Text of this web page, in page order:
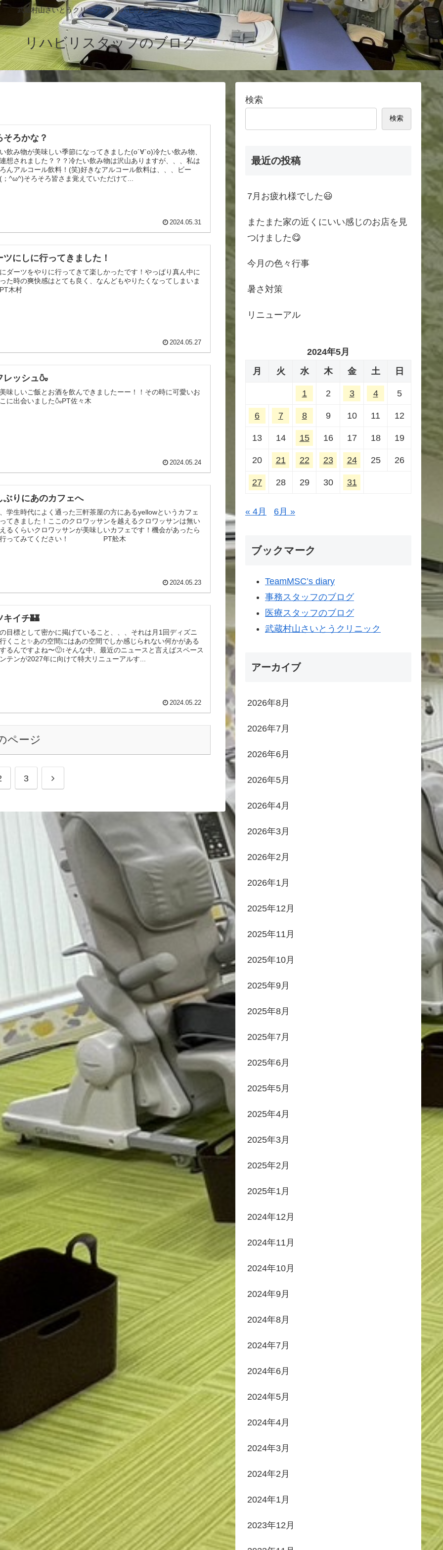
武蔵村山さいとうクリニックのリハビリセンターへようこそ
リハビリスタッフのブログ
そろかな？
飲み物が美味しい季節になってきました(о´∀`о)冷たい飲み物、
想されました？？？冷たい飲み物は沢山ありますが、、、私は
んアルコール飲料！(笑)好きなアルコール飲料は、、、ビー
；^ω^)そろそろ皆さま覚えていただけて...
2024.05.31
ツにしに行ってきました！
ダーツをやりに行ってきて楽しかったです！やっぱり真ん中に
た時の爽快感はとても良く、なんどもやりたくなってしまいま
木村
2024.05.27
レッシュ🍶
味しいご飯とお酒を飲んできましたーー！！その時に可愛いお
に出会いました🍶PT佐々木
2024.05.24
ぶりにあのカフェへ
学生時代によく通った三軒茶屋の方にあるyellowというカフェ
てきました！ここのクロワッサンを越えるクロワッサンは無い
るくらいクロワッサンが美味しいカフェです！機会があったら
行ってみてください！ PT舩木
2024.05.23
キイチ🏰
目標として密かに掲げていること、、、それは月1回ディズニ
くこと✨あの空間にはあの空間でしか感じられない何かがある
るんですよね〜🙂‍↕️そんな中、最近のニュースと言えばスペース
テンが2027年に向けて特大リニューアルす...
2024.05.22
ページ
3 次
検索
検索
最近の投稿
7月お疲れ様でした😃
またまた家の近くにいい感じのお店を見
つけました😋
今月の色々行事
暑さ対策
リニューアル
2024年5月
月
火 水 木 金 土 日
1 2 3 4 5
6 7 8 9 10 11 12
13 14 15 16 17 18 19
20 21 22 23 24 25 26
27 28 29 30 31
« 4月 6月 »
ブックマーク
TeamMSC’s diary
事務スタッフのブログ
医療スタッフのブログ
武蔵村山さいとうクリニック
アーカイブ
2026年8月
2026年7月
2026年6月
2026年5月
2026年4月
2026年3月
2026年2月
2026年1月
2025年12月
2025年11月
2025年10月
2025年9月
2025年8月
2025年7月
2025年6月
2025年5月
2025年4月
2025年3月
2025年2月
2025年1月
2024年12月
2024年11月
2024年10月
2024年9月
2024年8月
2024年7月
2024年6月
2024年5月
2024年4月
2024年3月
2024年2月
2024年1月
2023年12月